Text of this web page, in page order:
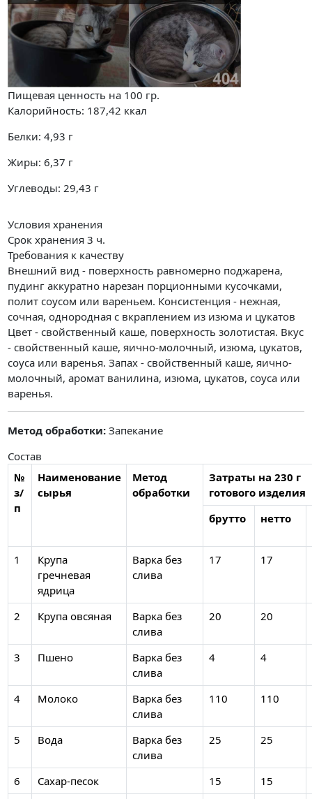
Пищевая ценность на 100 гр.
Калорийность: 187,42 ккал
Белки: 4,93 г
Жиры: 6,37 г
Углеводы: 29,43 г
Условия хранения
Срок хранения 3 ч.
Требования к качеству
Внешний вид - поверхность равномерно поджарена,
пудинг аккуратно нарезан порционными кусочками,
полит соусом или вареньем. Консистенция - нежная,
сочная, однородная с вкраплением из изюма и цукатов
Цвет - свойственный каше, поверхность золотистая. Вкус
- свойственный каше, яично-молочный, изюма, цукатов,
соуса или варенья. Запах - свойственный каше, яично-
молочный, аромат ванилина, изюма, цукатов, соуса или
варенья.
Метод обработки: Запекание
Состав
№
з/
п
Наименование
сырья
Метод
обработки
Затраты на 230 г
готового изделия
брутто
нетто
1
Крупа
гречневая
ядрица
Варка без
слива
17 17
2 Крупа овсяная
Варка без
слива
20 20
3 Пшено
Варка без
слива
4 4
4 Молоко
Варка без
слива
110 110
5 Вода
Варка без
слива
25 25
6 Сахар-песок 15 15